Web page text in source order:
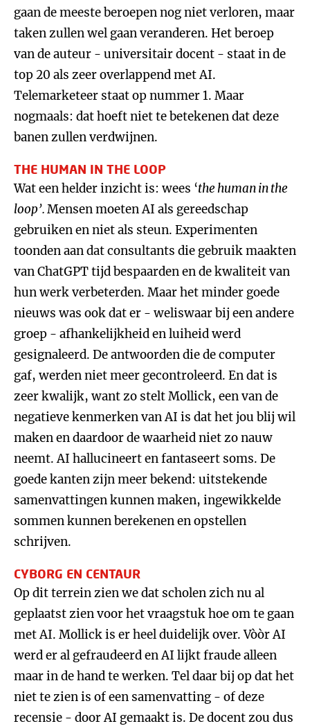
gaan de meeste beroepen nog niet verloren, maar
taken zullen wel gaan veranderen. Het beroep
van de auteur - universitair docent - staat in de
top 20 als zeer overlappend met AI.
Telemarketeer staat op nummer 1. Maar
nogmaals: dat hoeft niet te betekenen dat deze
banen zullen verdwijnen.
THE HUMAN IN THE LOOP
Wat een helder inzicht is: wees ‘the human in the
loop’.Mensen moeten AI als gereedschap
gebruiken en niet als steun. Experimenten
toonden aan dat consultants die gebruik maakten
van ChatGPT tijd bespaarden en de kwaliteit van
hun werk verbeterden. Maar het minder goede
nieuws was ook dat er - weliswaar bij een andere
groep - afhankelijkheid en luiheid werd
gesignaleerd. De antwoorden die de computer
gaf, werden niet meer gecontroleerd. En dat is
zeer kwalijk, want zo stelt Mollick, een van de
negatieve kenmerken van AI is dat het jou blij wil
maken en daardoor de waarheid niet zo nauw
neemt. AI hallucineert en fantaseert soms. De
goede kanten zijn meer bekend: uitstekende
samenvattingen kunnen maken, ingewikkelde
sommen kunnen berekenen en opstellen
schrijven.
CYBORG EN CENTAUR
Op dit terrein zien we dat scholen zich nu al
geplaatst zien voor het vraagstuk hoe om te gaan
met AI. Mollick is er heel duidelijk over. Vòòr AI
werd er al gefraudeerd en AI lijkt fraude alleen
maar in de hand te werken. Tel daar bij op dat het
niet te zien is of een samenvatting - of deze
recensie - door AI gemaakt is. De docent zou dus